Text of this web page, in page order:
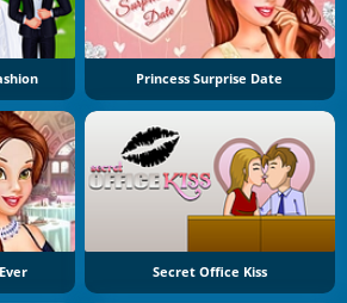
Princess Surprise Date
Secret Office Kiss